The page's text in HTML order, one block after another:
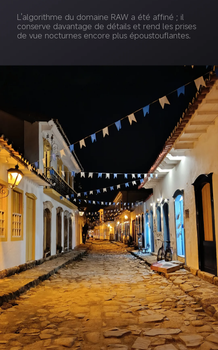
L'algorithme du domaine RAW a été affiné ; il
conserve davantage de détails et rend les prises
de vue nocturnes encore plus époustouflantes.